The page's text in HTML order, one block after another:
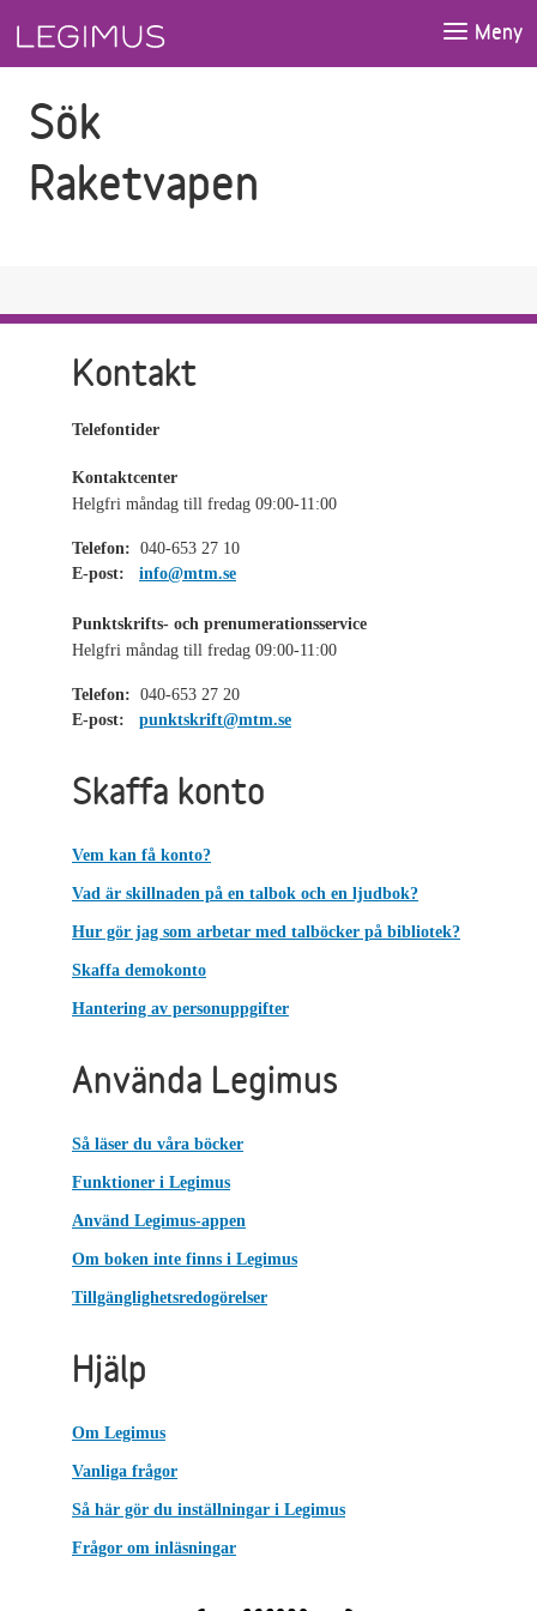
Meny
Sök
Raketvapen
Kontakt
Telefontider
Kontaktcenter
Helgfri måndag till fredag 09:00-11:00
Telefon: 040-653 27 10
E-post:
info@mtm.se
Punktskrifts- och prenumerationsservice
Helgfri måndag till fredag 09:00-11:00
Telefon: 040-653 27 20
E-post:
punktskrift@mtm.se
Skaffa konto
Vem kan få konto?
Vad är skillnaden på en talbok och en ljudbok?
Hur gör jag som arbetar med talböcker på bibliotek?
Skaffa demokonto
Hantering av personuppgifter
Använda Legimus
Så läser du våra böcker
Funktioner i Legimus
Använd Legimus-appen
Om boken inte finns i Legimus
Tillgänglighetsredogörelser
Hjälp
Om Legimus
Vanliga frågor
Så här gör du inställningar i Legimus
Frågor om inläsningar